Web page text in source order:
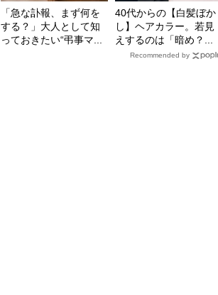
「急な訃報、まず何を
する？」大人として知
っておきたい“弔事マ...
40代からの【白髪ぼか
し】ヘアカラー。若見
えするのは「暗め？...
Recommended by